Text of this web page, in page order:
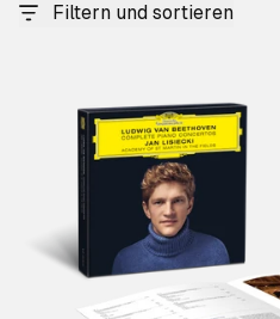
Filtern und sortieren